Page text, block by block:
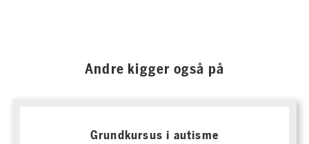
Andre kigger også på
Grundkursus i autisme